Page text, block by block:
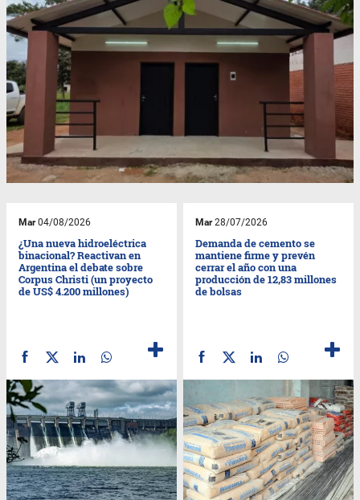
Mar04/08/2026
¿Una nueva hidroeléctrica
binacional? Reactivan en
Argentina el debate sobre
Corpus Christi (un proyecto
de US$ 4.200 millones)
Mar28/07/2026
Demanda de cemento se
mantiene firme y prevén
cerrar el año con una
producción de 12,83 millones
de bolsas